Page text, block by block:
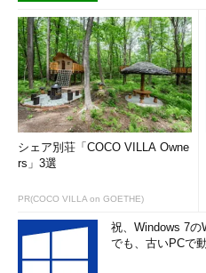
らvGPUに発行された描画コマン
送られ、そこで実際に描画が行
シンからの描画が重ならないよ
シンに割り当てて利用している
ミュレーションでは得られない
が可能となる。
描画されたVRAM上のバッファ
7.1）を使って、クライアント・
ィンドウ上に表示される。これ
プ・クライアントで接続しなが
ィックスが利用できるというわ
シェア別荘「COCO VILLA Owne
rs」3選
PR(COCO VILLA on GOETHE)
祝、Windows 7の
でも、古いPCで